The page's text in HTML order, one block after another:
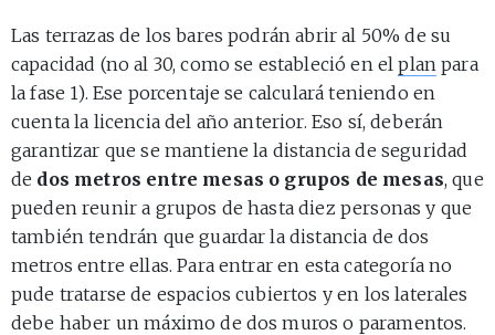
Las terrazas de los bares podrán abrir al 50% de su
capacidad (no al 30, como se estableció en elplan para
la fase 1). Ese porcentaje se calculará teniendo en
cuenta la licencia del año anterior. Eso sí, deberán
garantizar que se mantiene la distancia de seguridad
de dos metros entre mesas o grupos de mesas, que
pueden reunir a grupos de hasta diez personas y que
también tendrán que guardar la distancia de dos
metros entre ellas. Para entrar en esta categoría no
pude tratarse de espacios cubiertos y en los laterales
debe haber un máximo de dos muros o paramentos.